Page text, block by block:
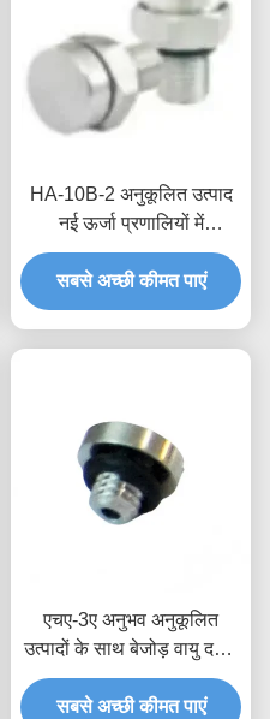
HA-10B-2 अनुकूलित उत्पाद
नई ऊर्जा प्रणालियों में
विश्वसनीयता और सेवा जीवन में
सुधार के लिए जलरोधक सांस
लेने योग्य वाल्व
सबसे अच्छी कीमत पाएं
एचए-3ए अनुभव अनुकूलित
उत्पादों के साथ बेजोड़ वायु दबाव
प्रबंधन जलरोधक सांस वाल्व
सबसे अच्छी कीमत पाएं